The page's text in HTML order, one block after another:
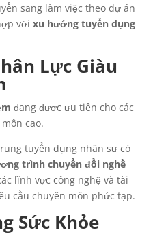
sang làm việc theo dự án
với xu hướng tuyển dụng
Lực Giàu
đang được ưu tiên cho các
cao.
tuyển dụng nhân sự có
trình chuyển đổi nghề
lĩnh vực công nghệ và tài
cầu chuyên môn phức tạp.
Sức Khỏe